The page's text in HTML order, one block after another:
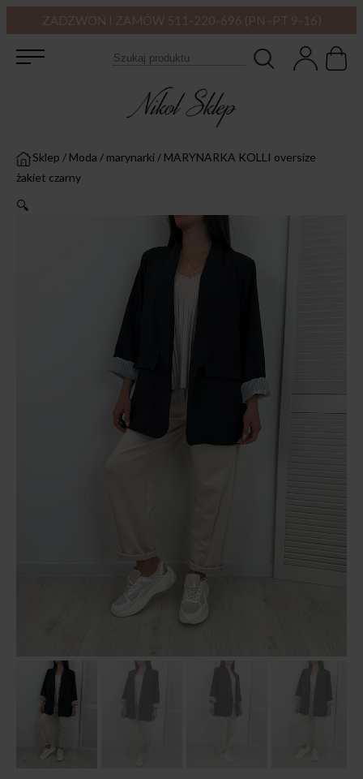
ZADZWOŃ I ZAMÓW 511-220-696 (PN -PT 9-16)
Sklep / Moda / marynarki / MARYNARKA KOLLI oversize
żakiet czarny
🔍